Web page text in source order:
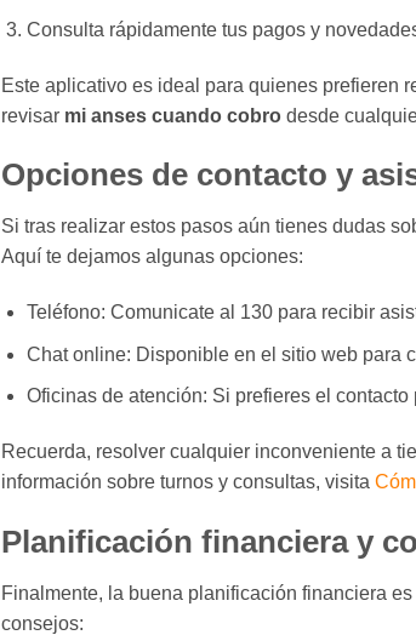
Consulta rápidamente tus pagos y
Este aplicativo es ideal para quienes prefieren
revisar mi anses cuando cobro desde
Opciones de contacto y
Si tras realizar estos pasos aún tienes dudas
Aquí te dejamos algunas opciones:
Teléfono: Comunicate al 130 para recibir
Chat online: Disponible en el sitio web para
Oficinas de atención: Si prefieres el
Recuerda, resolver cualquier inconveniente a
información sobre turnos y consultas, visita
Planificación financiera y
Finalmente, la buena planificación financiera
consejos: